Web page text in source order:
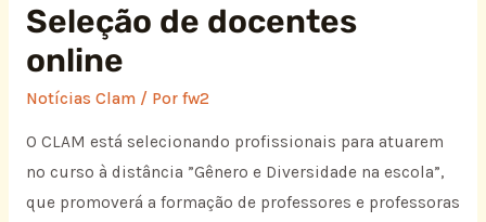
Seleção de docentes
online
Notícias Clam/ Por fw2
O CLAM está selecionando profissionais para atuarem
no curso à distância ”Gênero e Diversidade na escola”,
que promoverá a formação de professores e professoras